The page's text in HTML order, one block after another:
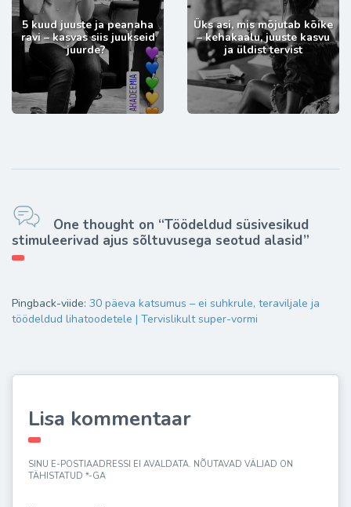
5 kuud juuste ja peanaha
ravi – kasvas siis juukseid
juurde?
Üks asi, mis mõjutab kõike
– kehakaalu, juuste kasvu
ja üldist tervist
One thought on “Töödeldud süsivesikud
stimuleerivad ajus sõltuvusega seotud alasid”
Pingback-viide: 30 päeva katsumus – ei suhkrule, teraviljale ja
töödeldud lihatoodetele | Tervislikult super-vormi
Lisa kommentaar
SINU E-POSTIAADRESSI EI AVALDATA. NÕUTAVAD VÄLJAD ON
TÄHISTATUD *-GA